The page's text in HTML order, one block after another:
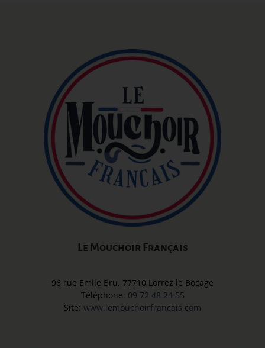
Le Mouchoir Français
96 rue Emile Bru, 77710 Lorrez le Bocage
Téléphone: 09 72 48 24 55
Site: www.lemouchoirfrancais.com